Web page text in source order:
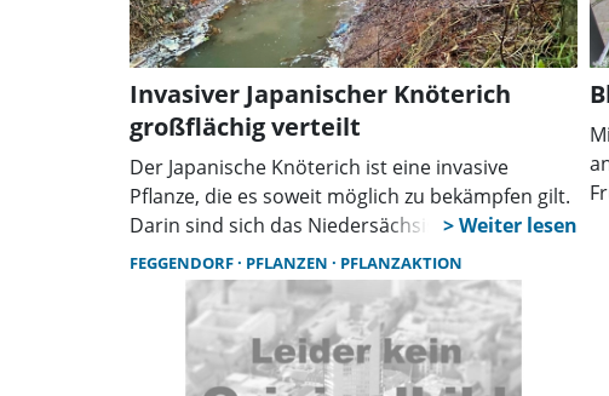
Invasiver Japanischer Knöterich
großflächig verteilt
Der Japanische Knöterich ist eine invasive
Pflanze, die es soweit möglich zu bekämpfen gilt.
Darin sind sich das Niedersächsische
Umweltministerium und die
Landwirtschaftskammer Niedersachsen einig.
Besonders in hochwassergefährdeten Gebieten
sorgt der Knöterich durch seine starken Stängel
für eine verminderte Abflussdynamik und sollte
FEGGENDORF PFLANZEN PFLANZAKTION